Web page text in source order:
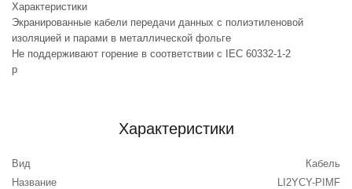
Характеристики
Экранированные кабели передачи данных с полиэтиленовой
изоляцией и парами в металлической фольге
Не поддерживают горение в соответствии с IEC 60332-1-2
p
Характеристики
Вид
Кабель
Название
LI2YCY-PIMF